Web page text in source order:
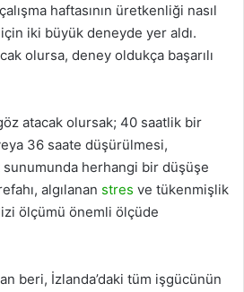
haftasının üretkenliği nasıl
iki büyük deneyde yer aldı.
olursa, deney oldukça başarılı
atacak olursak; 40 saatlik bir
36 saate düşürülmesi,
herhangi bir düşüşe
algılanan stres ve tükenmişlik
ölçümü önemli ölçüde
beri, İzlanda’daki tüm işgücünün